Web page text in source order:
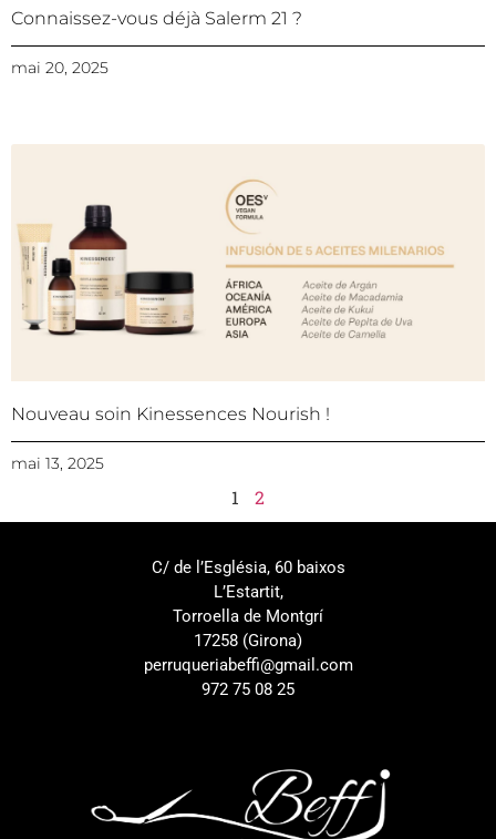
Connaissez-vous déjà Salerm 21 ?
mai 20, 2025
Nouveau soin Kinessences Nourish !
mai 13, 2025
1 2
C/ de l’Església, 60 baixos
L’Estartit,
Torroella de Montgrí
17258 (Girona)
perruqueriabeffi@gmail.com
972 75 08 25